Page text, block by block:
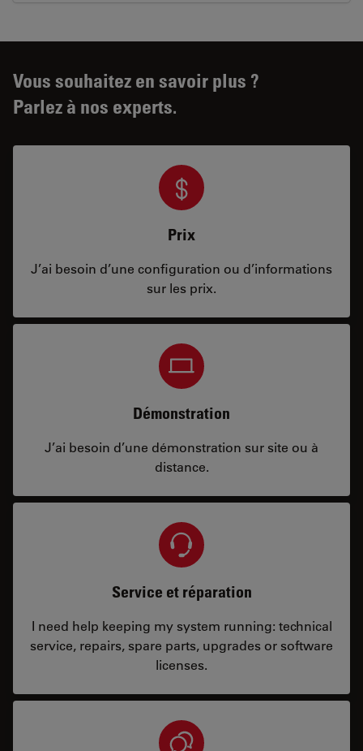
Vous souhaitez en savoir plus ?
Parlez à nos experts.
Prix
J’ai besoin d’une configuration ou d’informations
sur les prix.
Démonstration
J’ai besoin d’une démonstration sur site ou à
distance.
Service et réparation
I need help keeping my system running: technical
service, repairs, spare parts, upgrades or software
licenses.